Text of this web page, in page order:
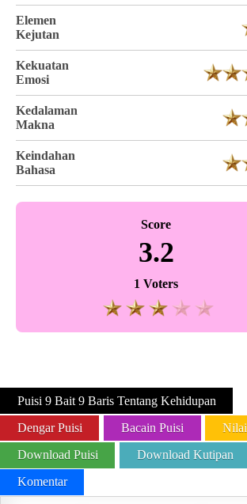
Elemen
Kejutan
Kekuatan
Emosi
Kedalaman
Makna
Keindahan
Bahasa
Score
3.2
1 Voters
Puisi 9 Bait 9 Baris Tentang Kehidupan
Dengar Puisi Bacain Puisi Nilai
Download Puisi Download Kutipan
Komentar